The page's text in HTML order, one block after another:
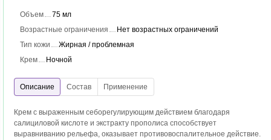
Объем
75 мл
Возрастные ограничения
Нет возрастных ограничений
Тип кожи
Жирная / проблемная
Крем
Ночной
Крем с выраженным себорегулирующим действием благодаря
салициловой кислоте и экстракту прополиса способствует
выравниванию рельефа, оказывает противовоспалительное действие.